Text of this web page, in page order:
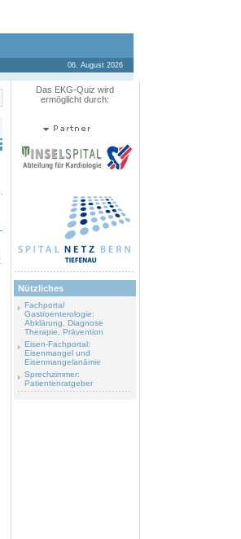
06. August 2026
Das EKG-Quiz wird
ermöglicht durch:
Nützliches
Fachportal
Gastroenterologie:
Abklärung, Diagnose
Therapie, Prävention
Eisen-Fachportal:
Eisenmangel und
Eisenmangelanämie
Sprechzimmer:
Patientenratgeber